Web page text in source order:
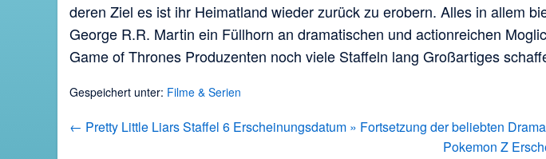
deren Ziel es ist ihr Heimatland wieder zurück zu erobern. Alles in allem
George R.R. Martin ein Füllhorn an dramatischen und actionreichen
Game of Thrones Produzenten noch viele Staffeln lang Großartiges
Gespeichert unter: Filme & Serien
Beitragsnavigation
← Pretty Little Liars Staffel 6 Erscheinungsdatum » Fortsetzung der beliebten
Pokemon Z